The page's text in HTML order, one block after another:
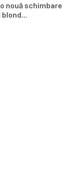
nouă schimbare